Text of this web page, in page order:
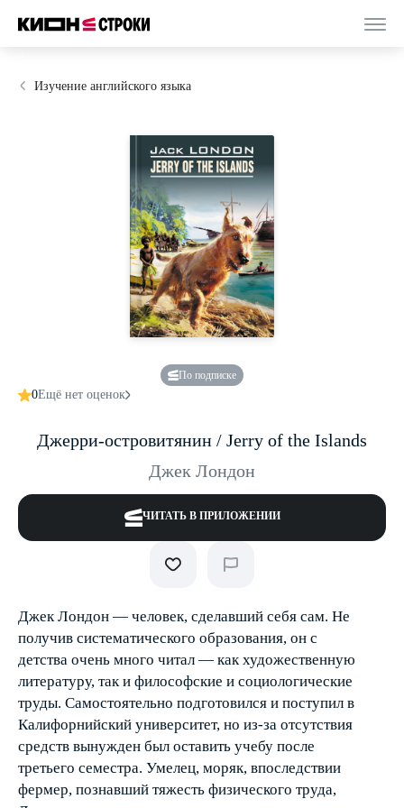
Изучение английского языка
По подписке
0Ещё нет оценок
Джерри-островитянин / Jerry of the Islands
Джек Лондон
ЧИТАТЬ В ПРИЛОЖЕНИИ
Джек Лондон — человек, сделавший себя сам. Не
получив систематического образования, он с
детства очень много читал — как художественную
литературу, так и философские и социологические
труды. Самостоятельно подготовился и поступил в
Калифорнийский университет, но из-за отсутствия
средств вынужден был оставить учебу после
третьего семестра. Умелец, моряк, впоследствии
фермер, познавший тяжесть физического труда,